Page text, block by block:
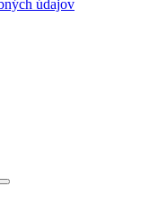
údajov